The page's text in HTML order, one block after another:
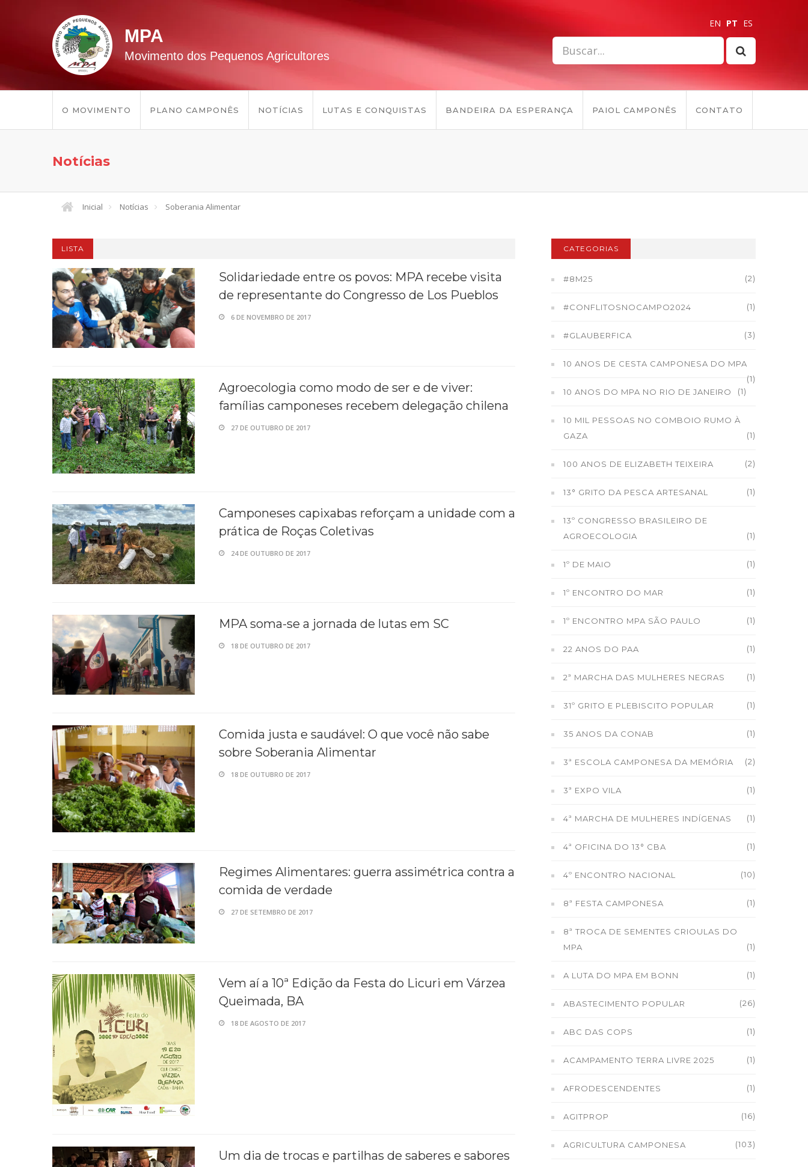
MPA
Movimento dos Pequenos Agricultores
EN PT ES
O MOVIMENTO PLANO CAMPONÊS NOTÍCIAS LUTAS E CONQUISTAS BANDEIRA DA ESPERANÇA PAIOL CAMPONÊS CONTATO
Notícias
Inicial Notícias Soberania Alimentar
LISTA
Solidariedade entre os povos: MPA recebe visita
de representante do Congresso de Los Pueblos
6 DE NOVEMBRO DE 2017
Agroecologia como modo de ser e de viver:
famílias camponeses recebem delegação chilena
27 DE OUTUBRO DE 2017
Camponeses capixabas reforçam a unidade com a
prática de Roças Coletivas
24 DE OUTUBRO DE 2017
MPA soma-se a jornada de lutas em SC
18 DE OUTUBRO DE 2017
Comida justa e saudável: O que você não sabe
sobre Soberania Alimentar
18 DE OUTUBRO DE 2017
Regimes Alimentares: guerra assimétrica contra a
comida de verdade
27 DE SETEMBRO DE 2017
Vem aí a 10ª Edição da Festa do Licuri em Várzea
Queimada, BA
18 DE AGOSTO DE 2017
Um dia de trocas e partilhas de saberes e sabores
CATEGORIAS
#8M25 (2)
#CONFLITOSNOCAMPO2024 (1)
#GLAUBERFICA (3)
10 ANOS DE CESTA CAMPONESA DO MPA
(1)
10 ANOS DO MPA NO RIO DE JANEIRO
(1)
10 MIL PESSOAS NO COMBOIO RUMO À
GAZA
(1)
100 ANOS DE ELIZABETH TEIXEIRA (2)
13° GRITO DA PESCA ARTESANAL (1)
13º CONGRESSO BRASILEIRO DE
AGROECOLOGIA
(1)
1º DE MAIO (1)
1º ENCONTRO DO MAR (1)
1º ENCONTRO MPA SÃO PAULO (1)
22 ANOS DO PAA (1)
2ª MARCHA DAS MULHERES NEGRAS (1)
31º GRITO E PLEBISCITO POPULAR (1)
35 ANOS DA CONAB (1)
3ª ESCOLA CAMPONESA DA MEMÓRIA (2)
3ª EXPO VILA (1)
4ª MARCHA DE MULHERES INDÍGENAS (1)
4ª OFICINA DO 13° CBA (1)
4º ENCONTRO NACIONAL (10)
8ª FESTA CAMPONESA (1)
8ª TROCA DE SEMENTES CRIOULAS DO
MPA
(1)
A LUTA DO MPA EM BONN (1)
ABASTECIMENTO POPULAR (26)
ABC DAS COPS (1)
ACAMPAMENTO TERRA LIVRE 2025 (1)
AFRODESCENDENTES (1)
AGITPROP (16)
AGRICULTURA CAMPONESA (103)